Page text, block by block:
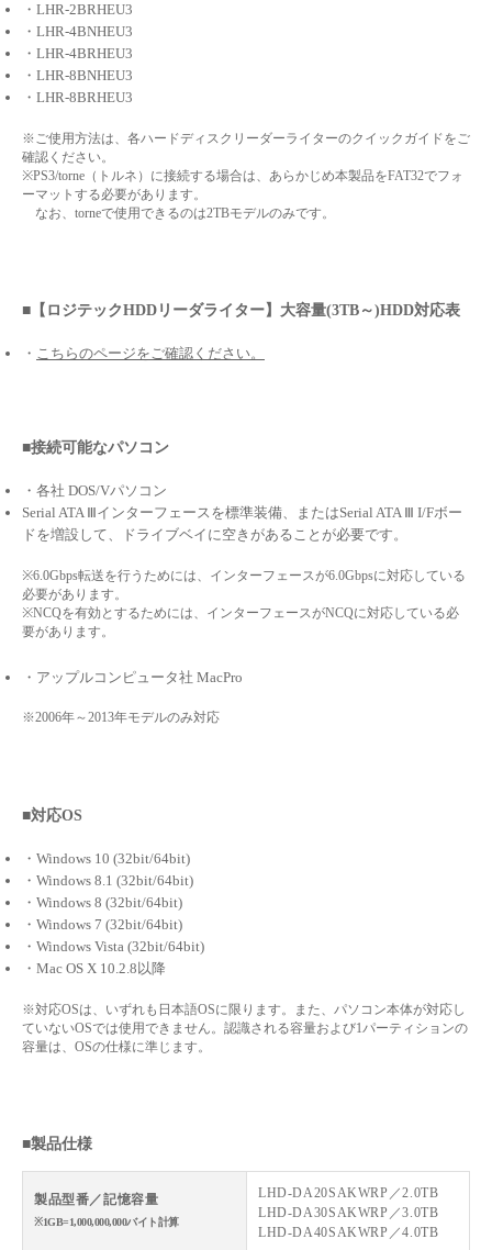
・LHR-2BRHEU3
・LHR-4BNHEU3
・LHR-4BRHEU3
・LHR-8BNHEU3
・LHR-8BRHEU3
※ご使用方法は、各ハードディスクリーダーライターのクイックガイドをご
確認ください。
※PS3/torne（トルネ）に接続する場合は、あらかじめ本製品をFAT32でフォ
ーマットする必要があります。
なお、torneで使用できるのは2TBモデルのみです。
■【ロジテックHDDリーダライター】大容量(3TB～)HDD対応表
・ こちらのページをご確認ください。
■接続可能なパソコン
・各社 DOS/Vパソコン
Serial ATA Ⅲインターフェースを標準装備、またはSerial ATA Ⅲ I/Fボー
ドを増設して、ドライブベイに空きがあることが必要です。
※6.0Gbps転送を行うためには、インターフェースが6.0Gbpsに対応している
必要があります。
※NCQを有効とするためには、インターフェースがNCQに対応している必
要があります。
・アップルコンピュータ社 MacPro
※2006年～2013年モデルのみ対応
■対応OS
・Windows 10 (32bit/64bit)
・Windows 8.1 (32bit/64bit)
・Windows 8 (32bit/64bit)
・Windows 7 (32bit/64bit)
・Windows Vista (32bit/64bit)
・Mac OS X 10.2.8以降
※対応OSは、いずれも日本語OSに限ります。また、パソコン本体が対応し
ていないOSでは使用できません。認識される容量および1パーティションの
容量は、OSの仕様に準じます。
■製品仕様
製品型番／記憶容量
※1GB=1,000,000,000バイト計算
LHD-DA20SAKWRP／2.0TB
LHD-DA30SAKWRP／3.0TB
LHD-DA40SAKWRP／4.0TB